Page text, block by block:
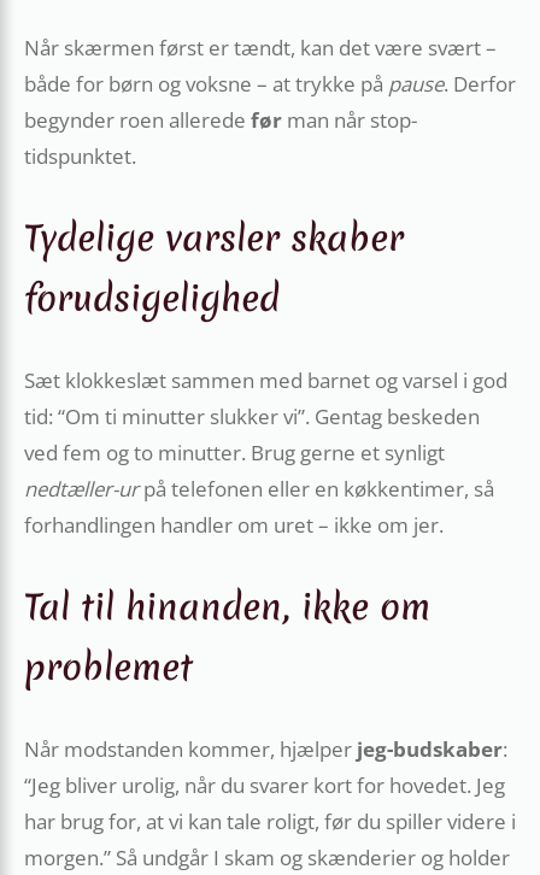
Når skærmen først er tændt, kan det være svært –
både for børn og voksne – at trykke på pause. Derfor
begynder roen allerede før man når stop-
tidspunktet.
Tydelige varsler skaber
forudsigelighed
Sæt klokkeslæt sammen med barnet og vars­el i god
tid: “Om ti minutter slukker vi”. Gentag beskeden
ved fem og to minutter. Brug gerne et synligt
nedtæller-urpå telefonen eller en køkken­timer, så
forhandlingen handler om uret – ikke om jer.
Tal til hinanden, ikke om
problemet
Når modstanden kommer, hjælper jeg-budskaber:
“Jeg bliver urolig, når du svarer kort for hovedet. Jeg
har brug for, at vi kan tale roligt, før du spiller videre i
morgen.” Så undgår I skam og skænderier og holder